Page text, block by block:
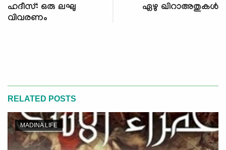
ഹദീസ്: ഒരു ലഘു
വിവരണം
ഏഴു ഖിറാഅതുകള്‍
RELATED POSTS
MADINA LIFE